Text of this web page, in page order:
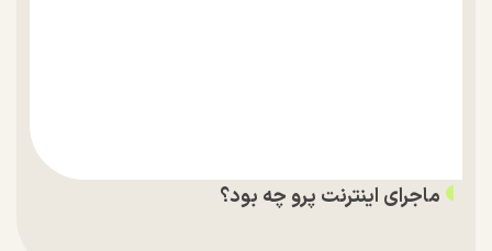
ماجرای اینترنت پرو چه بود؟